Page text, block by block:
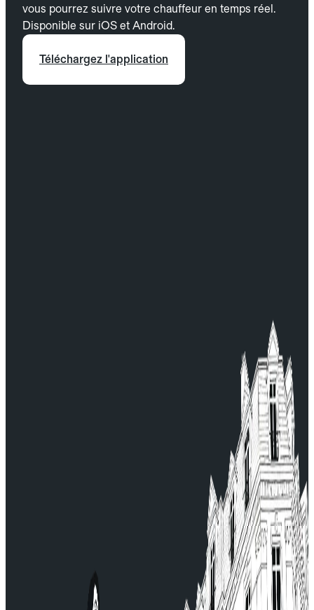
vous pourrez suivre votre chauffeur en temps réel.
Disponible sur iOS et Android.
Téléchargez l'application